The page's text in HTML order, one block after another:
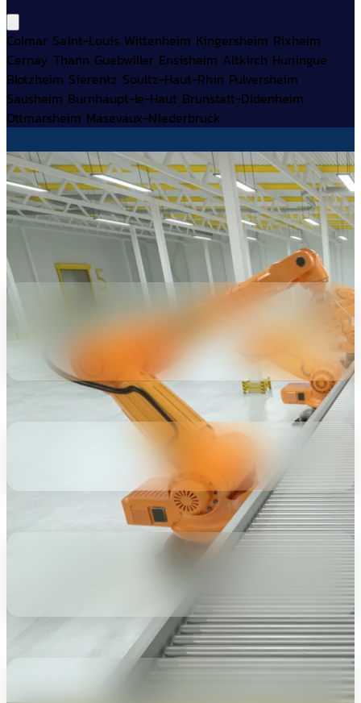
Colmar Saint-Louis Wittenheim Kingersheim Rixheim
Cernay Thann Guebwiller Ensisheim Altkirch Huningue
Blotzheim Sierentz Soultz-Haut-Rhin Pulversheim
Sausheim Burnhaupt-le-Haut Brunstatt-Didenheim
Ottmarsheim Masevaux-Niederbruck